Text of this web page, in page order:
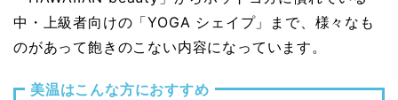
中・上級者向けの「YOGA シェイプ」まで、様々なも
のがあって飽きのこない内容になっています。
美温はこんな方におすすめ